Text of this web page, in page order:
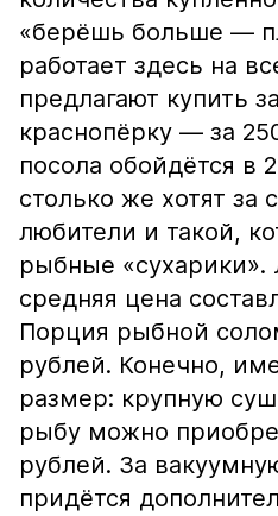
«берёшь больше —
работает здесь на
предлагают купить
краснопёрку — за
посола обойдётся в
столько же хотят за
любители и такой,
рыбные «сухарики».
средняя цена
Порция рыбной
рублей. Конечно,
размер: крупную
рыбу можно
рублей. За
придётся